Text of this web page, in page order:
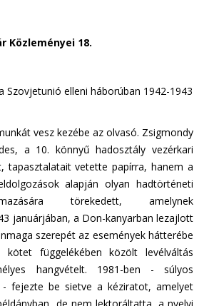
Közleményei 18.
Szovjetunió elleni háborúban 1942-1943
vesz kezébe az olvasó. Zsigmondy
a 10. könnyű hadosztály vezérkari
tapasztalatait vetette papírra, hanem a
alapján olyan hadtörténeti
törekedett, amelynek
januárjában, a Don-kanyarban lezajlott
szerepét az események hátterébe
függelékében közölt levélváltás
hangvételt. 1981-ben - súlyos
- fejezte be sietve a kéziratot, amelyet